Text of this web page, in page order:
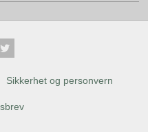
Sikkerhet og personvern